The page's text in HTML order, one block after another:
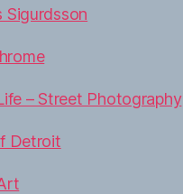
Sigurdsson
– Street Photography
Detroit